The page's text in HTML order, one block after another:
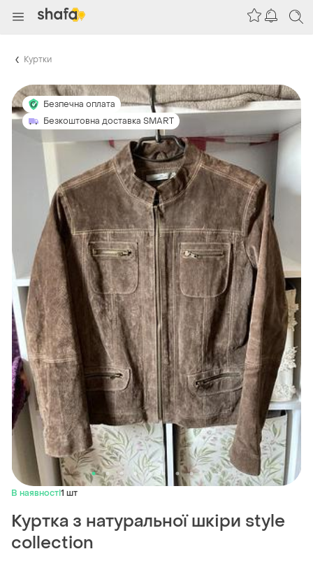
Куртки
Безпечна оплата
Безкоштовна доставка SMART
В наявності1 шт
Куртка з натуральної шкіри style
collection